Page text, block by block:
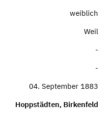
weiblich
Weil
-
-
04. September 1883
Hoppstädten, Birkenfeld